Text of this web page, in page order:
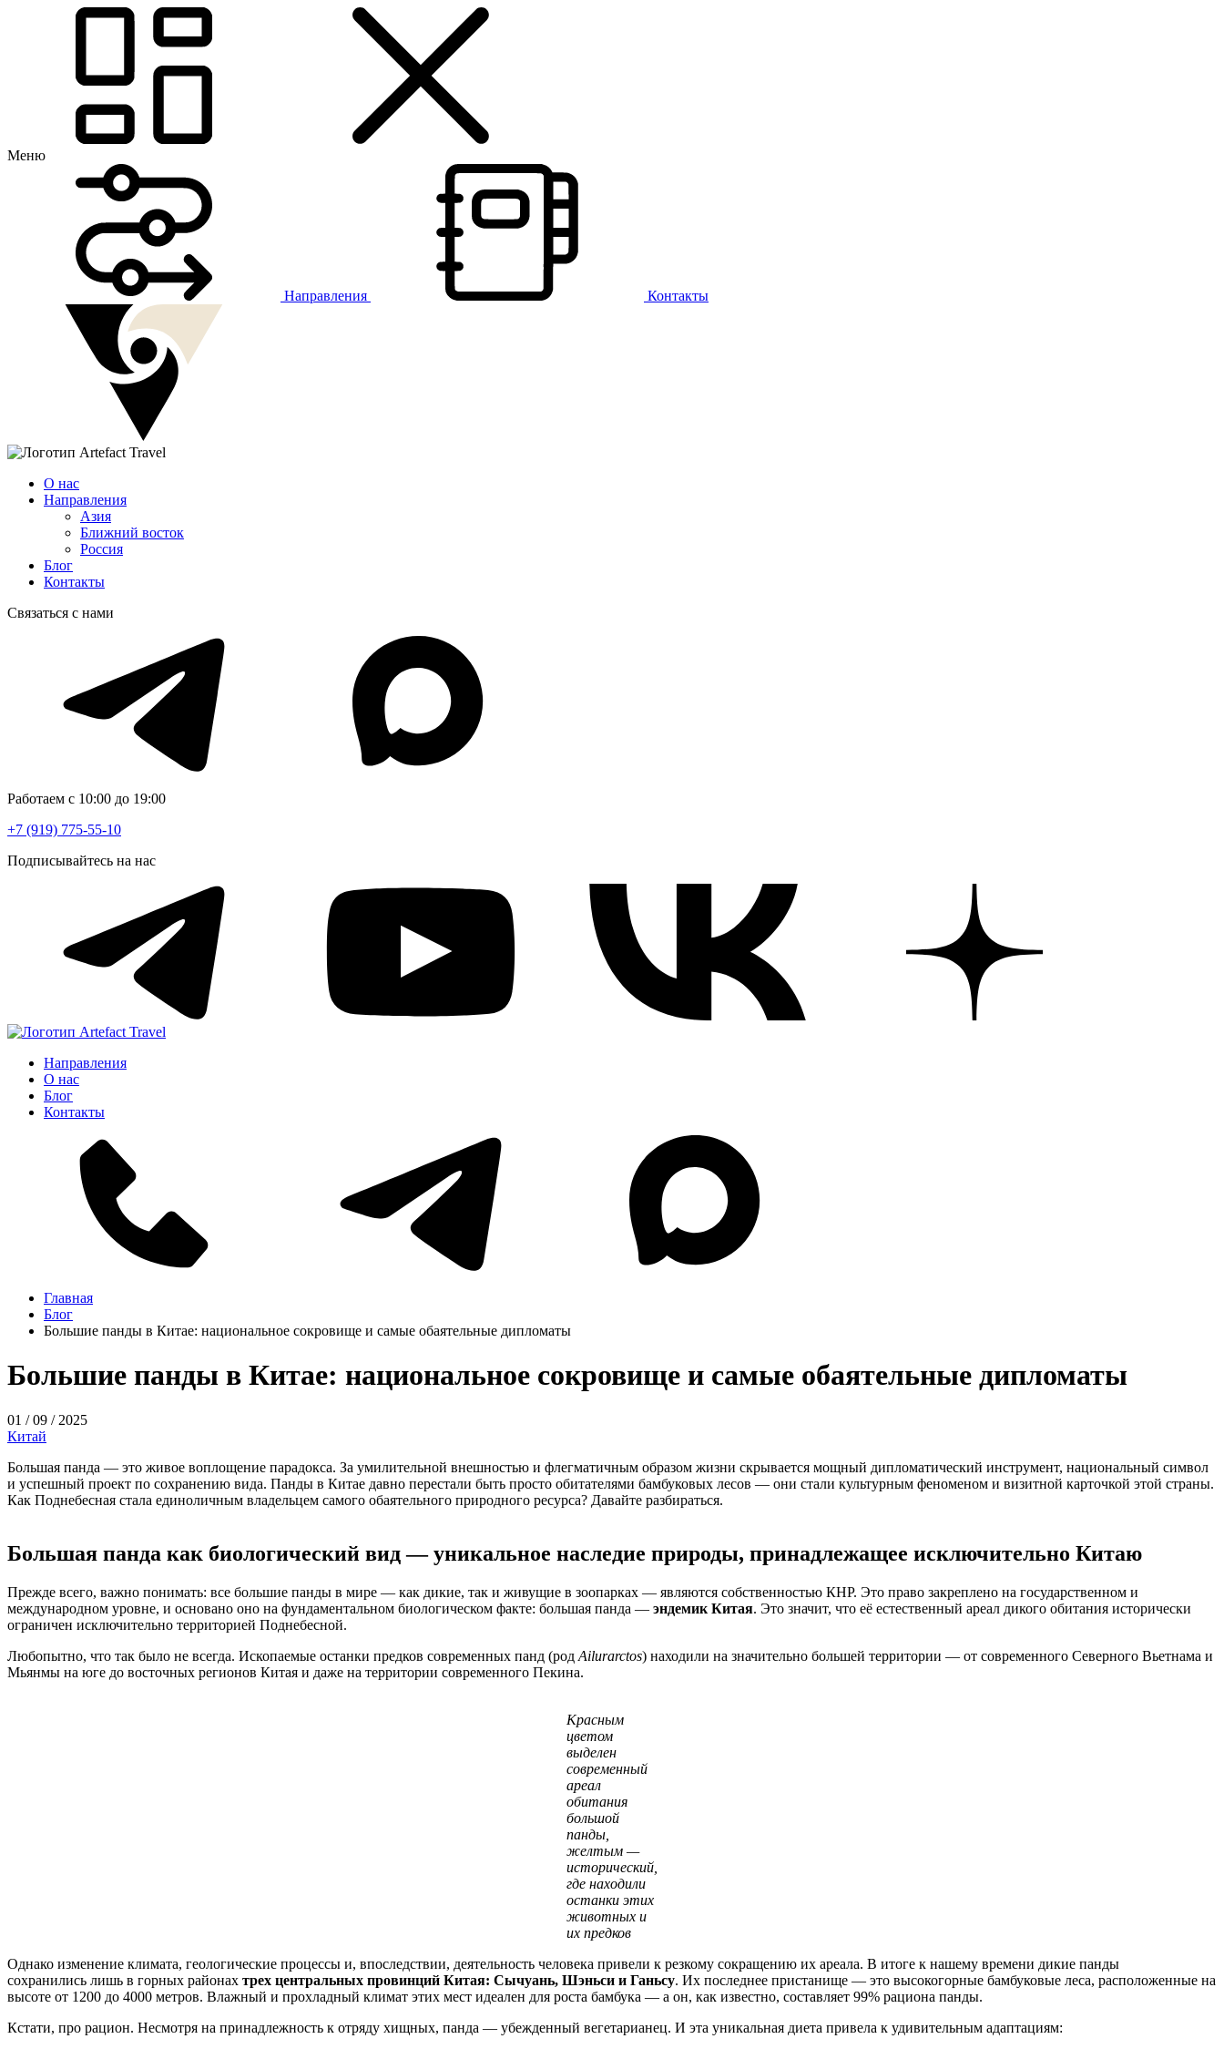
Меню
Направления Контакты
О нас
Направления
Азия
Ближний восток
Россия
Блог
Контакты
Связаться с нами
Работаем с 10:00 до 19:00
+7 (919) 775-55-10
Подписывайтесь на нас
Направления
О нас
Блог
Контакты
Главная
Блог
Большие панды в Китае: национальное сокровище и самые обаятельные дипломаты
Большие панды в Китае: национальное сокровище и самые обаятельные дипломаты
01 / 09 / 2025
Китай
Большая панда — это живое воплощение парадокса. За умилительной внешностью и флегматичным образом жизни скрывается мощный дипломатический инструмент, национальный символ
и успешный проект по сохранению вида. Панды в Китае давно перестали быть просто обитателями бамбуковых лесов — они стали культурным феноменом и визитной карточкой этой страны.
Как Поднебесная стала единоличным владельцем самого обаятельного природного ресурса? Давайте разбираться.
Большая панда как биологический вид — уникальное наследие природы, принадлежащее исключительно Китаю
Прежде всего, важно понимать: все большие панды в мире — как дикие, так и живущие в зоопарках — являются собственностью КНР. Это право закреплено на государственном и
международном уровне, и основано оно на фундаментальном биологическом факте: большая панда — эндемик Китая. Это значит, что её естественный ареал дикого обитания исторически
ограничен исключительно территорией Поднебесной.
Любопытно, что так было не всегда. Ископаемые останки предков современных панд (род Ailurarctos) находили на значительно большей территории — от современного Северного Вьетнама и
Мьянмы на юге до восточных регионов Китая и даже на территории современного Пекина.
Красным
цветом
выделен
современный
ареал
обитания
большой
панды,
желтым —
исторический,
где находили
останки этих
животных и
их предков
Однако изменение климата, геологические процессы и, впоследствии, деятельность человека привели к резкому сокращению их ареала. В итоге к нашему времени дикие панды
сохранились лишь в горных районах трех центральных провинций Китая: Сычуань, Шэньси и Ганьсу. Их последнее пристанище — это высокогорные бамбуковые леса, расположенные на
высоте от 1200 до 4000 метров. Влажный и прохладный климат этих мест идеален для роста бамбука — а он, как известно, составляет 99% рациона панды.
Кстати, про рацион. Несмотря на принадлежность к отряду хищных, панда — убежденный вегетарианец. И эта уникальная диета привела к удивительным адаптациям: